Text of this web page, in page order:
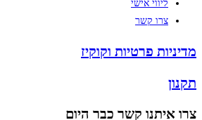
ליווי אישי
צרו קשר
מדיניות פרטיות וקוקיז
תקנון
צרו איתנו קשר כבר היום